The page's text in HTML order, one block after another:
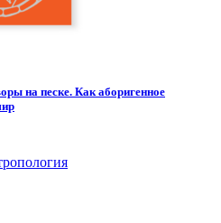
на песке. Как аборигенное